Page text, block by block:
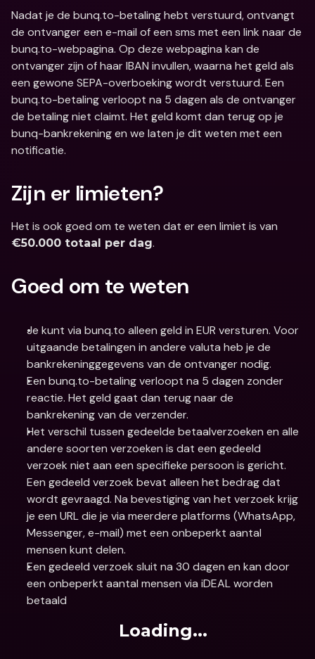
Nadat je de bunq.to-betaling hebt verstuurd, ontvangt
de ontvanger een e-mail of een sms met een link naar de
bunq.to-webpagina. Op deze webpagina kan de
ontvanger zijn of haar IBAN invullen, waarna het geld als
een gewone SEPA-overboeking wordt verstuurd. Een
bunq.to-betaling verloopt na 5 dagen als de ontvanger
de betaling niet claimt. Het geld komt dan terug op je
bunq-bankrekening en we laten je dit weten met een
notificatie.
Zijn er limieten?
€50.000 totaal per dag.
Goed om te weten
Je kunt via bunq.to alleen geld in EUR versturen. Voor
uitgaande betalingen in andere valuta heb je de
bankrekeninggegevens van de ontvanger nodig.
Een bunq.to-betaling verloopt na 5 dagen zonder
reactie. Het geld gaat dan terug naar de
bankrekening van de verzender.
Het verschil tussen gedeelde betaalverzoeken en alle
andere soorten verzoeken is dat een gedeeld
verzoek niet aan een specifieke persoon is gericht.
Een gedeeld verzoek bevat alleen het bedrag dat
wordt gevraagd. Na bevestiging van het verzoek krijg
je een URL die je via meerdere platforms (WhatsApp,
Messenger, e-mail) met een onbeperkt aantal
mensen kunt delen.
Een gedeeld verzoek sluit na 30 dagen en kan door
een onbeperkt aantal mensen via iDEAL worden
betaald
Loading...